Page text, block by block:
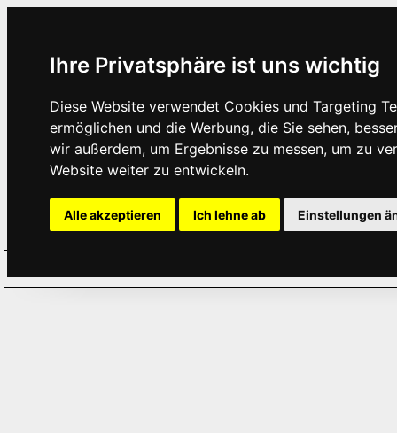
Ihre Privatsphäre ist uns wichtig
Diese Website verwendet Cookies und Targeting
ermöglichen und die Werbung, die Sie sehen,
wir außerdem, um Ergebnisse zu messen, um zu
Website weiter zu entwickeln.
Alle akzeptieren Ich lehne ab Einstellungen